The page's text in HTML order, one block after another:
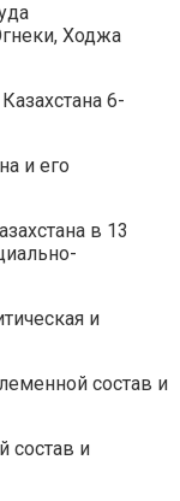
Ходжа
6-
и его
в 13
и
состав и
состав и